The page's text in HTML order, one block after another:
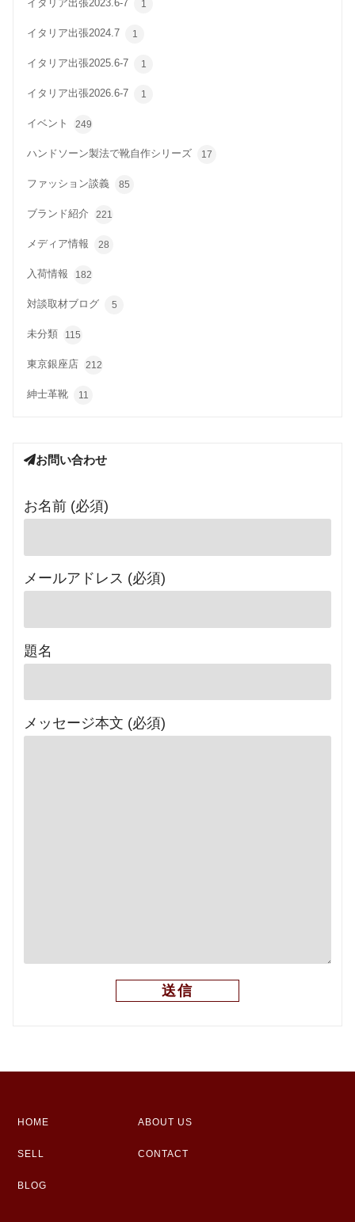
イタリア出張2023.6-7 1
イタリア出張2024.7 1
イタリア出張2025.6-7 1
イタリア出張2026.6-7 1
イベント 249
ハンドソーン製法で靴自作シリーズ 17
ファッション談義 85
ブランド紹介 221
メディア情報 28
入荷情報 182
対談取材ブログ 5
未分類 115
東京銀座店 212
紳士革靴 11
お問い合わせ
お名前 (必須)
メールアドレス (必須)
題名
メッセージ本文 (必須)
HOME ABOUT US
SELL CONTACT
BLOG